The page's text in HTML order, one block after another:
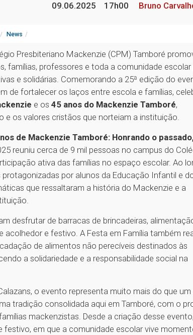
09.06.2025
17h00 Bruno
News
Presbiteriano Mackenzie (CPM) Tamboré
famílias, professores e toda a comunidade escolar
e solidárias. Comemorando a 25ª edição do
de fortalecer os laços entre escola e famílias,
e os 45 anos do Mackenzie Tamboré,
os valores cristãos que norteiam a instituição.
de Mackenzie Tamboré: Honrando o
reuniu cerca de 9 mil pessoas no campus do
ativa das famílias no espaço escolar. Ao
por alunos da Educação Infantil e
que ressaltaram a história do Mackenzie e a
desfrutar de barracas de brincadeiras,
e festivo. A Festa em Família também
de alimentos não perecíveis destinados às
a solidariedade e a responsabilidade social na
o evento representa muito mais do que um
tradição consolidada aqui em Tamboré, com o
mackenzistas. Desde a criação desse
em que a comunidade escolar vive